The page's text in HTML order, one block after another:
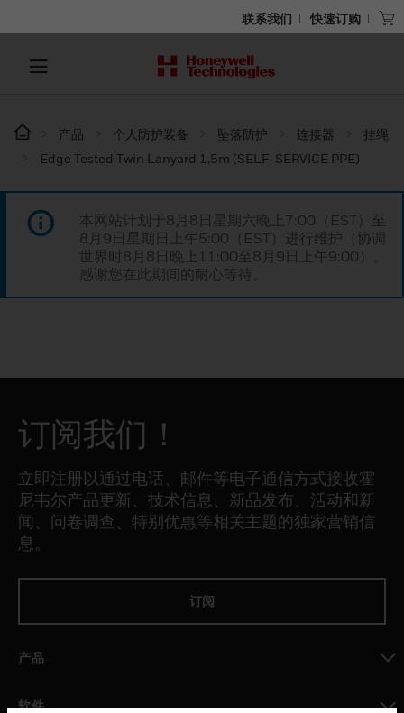
联系我们 快速订购
产品 个人防护装备 坠落防护 连接器
挂绳
Edge Tested Twin Lanyard 1,5m (SELF-SERVICE PPE)
本网站计划于8月8日星期六晚上7:00（EST）至
8月9日星期日上午5:00（EST）进行维护（协调
世界时8月8日晚上11:00至8月9日上午9:00）。
感谢您在此期间的耐心等待。
订阅我们！
立即注册以通过电话、邮件等电子通信方式接收霍
尼韦尔产品更新、技术信息、新品发布、活动和新
闻、问卷调查、特别优惠等相关主题的独家营销信
息。
订阅
产品
软件